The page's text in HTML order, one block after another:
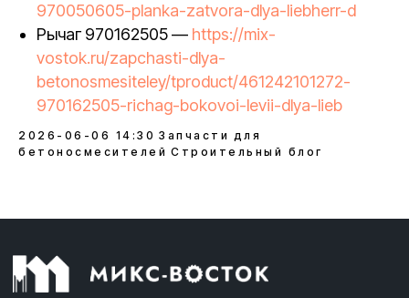
970050605-planka-zatvora-dlya-liebherr-d
Рычаг 970162505 — https://mix-
vostok.ru/zapchasti-dlya-
betonosmesiteley/tproduct/461242101272-
970162505-richag-bokovoi-levii-dlya-lieb
2026-06-06 14:30 Запчасти для
бетоносмесителей Строительный блог